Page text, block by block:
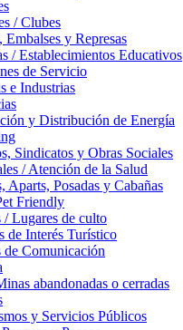
/ Clubes
Embalses y Represas
/ Establecimientos Educativos
de Servicio
e Industrias
y Distribución de Energía
Sindicatos y Obras Sociales
/ Atención de la Salud
Aparts, Posadas y Cabañas
Friendly
/ Lugares de culto
de Interés Turístico
de Comunicación
abandonadas o cerradas
y Servicios Públicos